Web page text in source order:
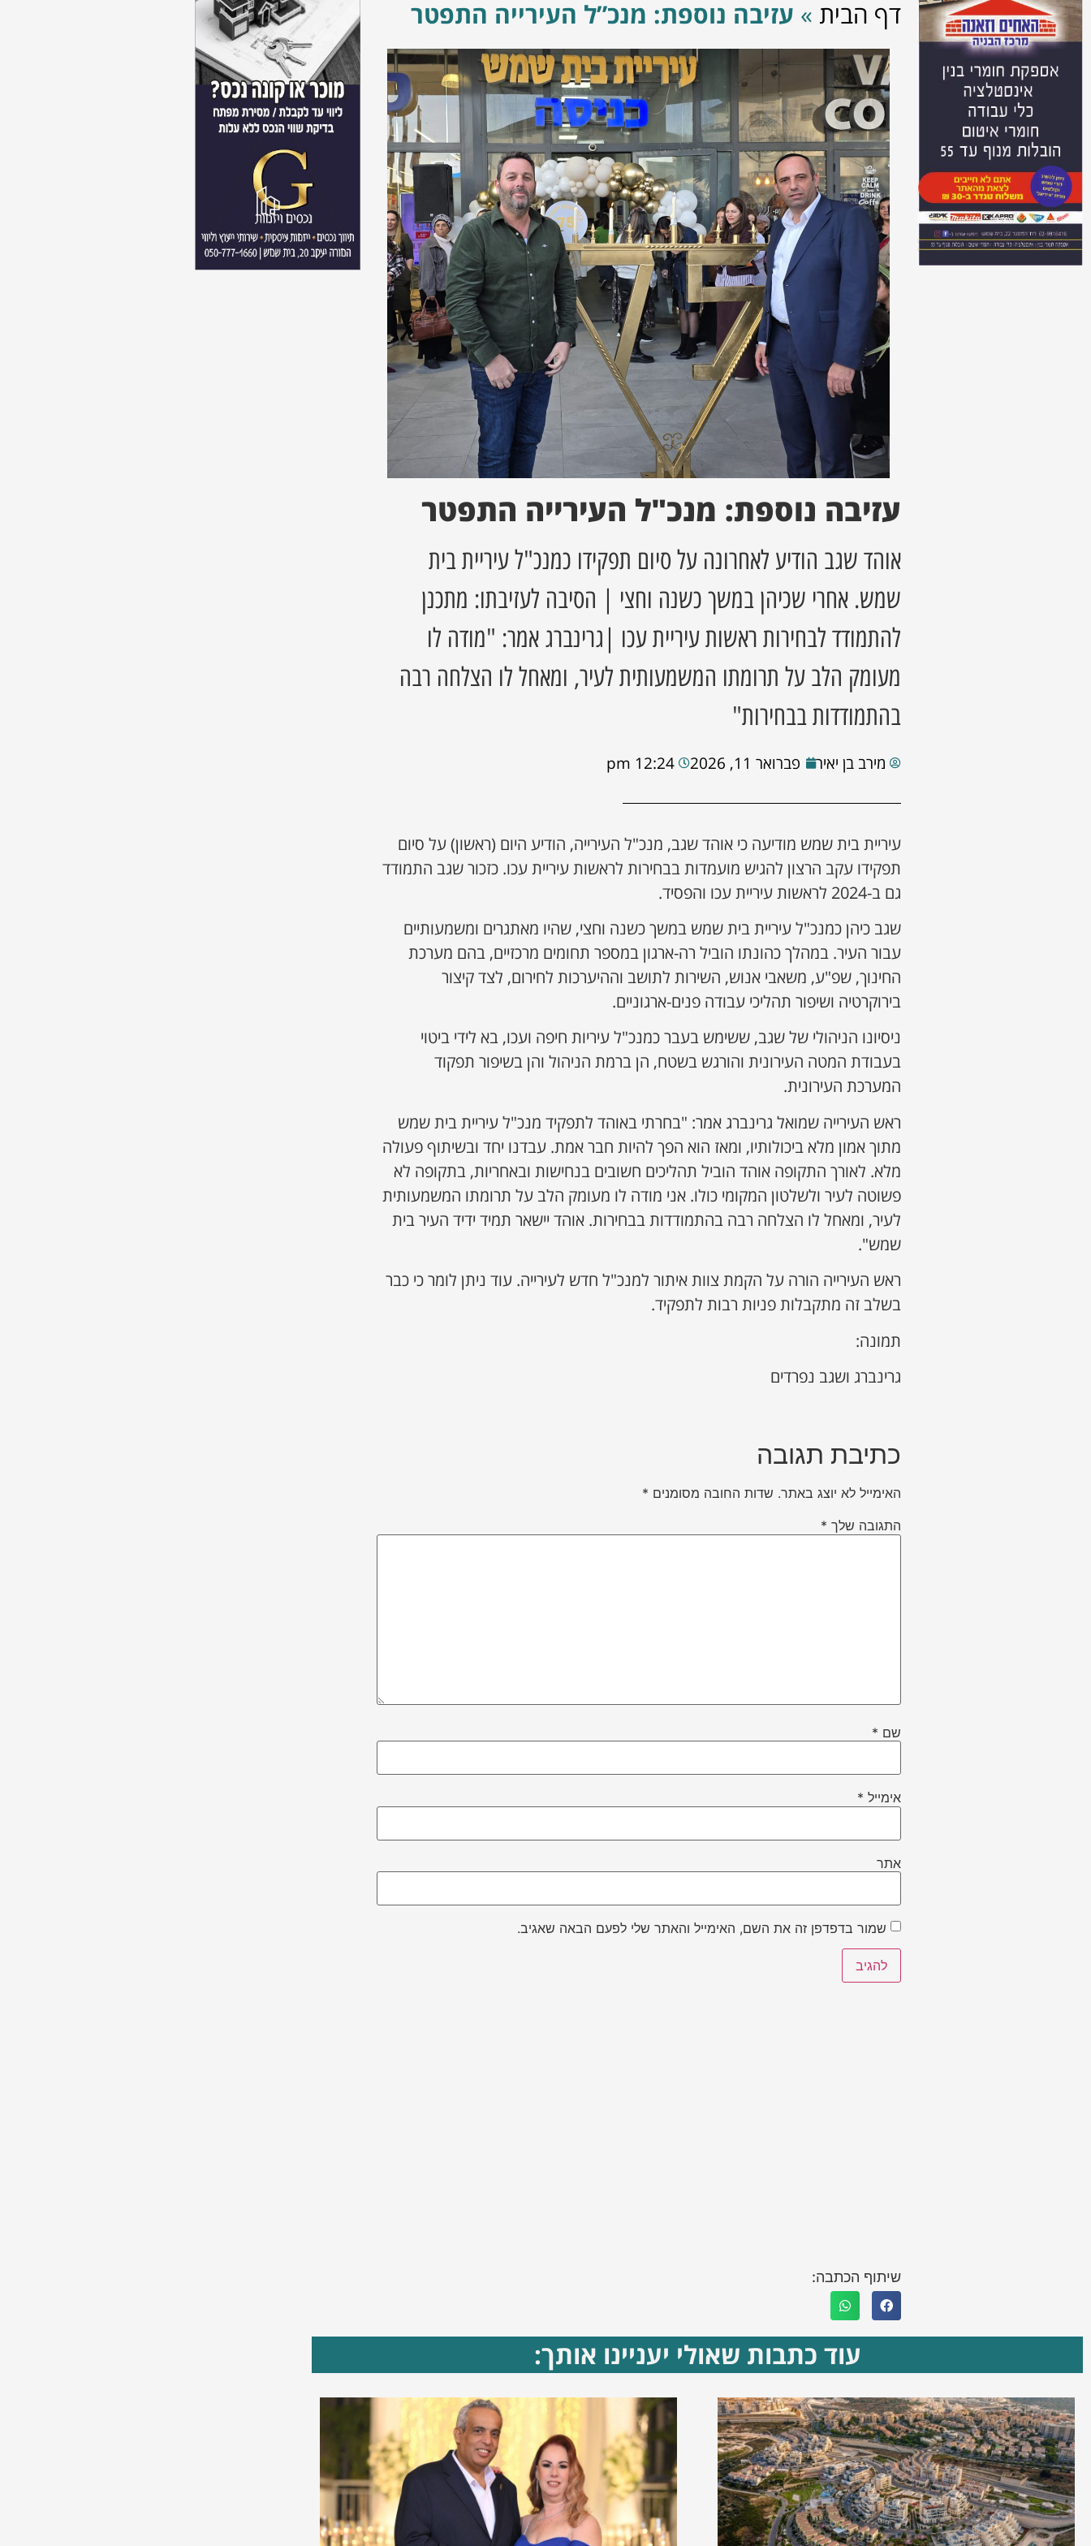
דף הבית » עזיבה נוספת: מנכ”ל העירייה התפטר
עזיבה נוספת: מנכ"ל העירייה התפטר
אוהד שגב הודיע לאחרונה על סיום תפקידו כמנכ"ל עיריית בית
שמש. אחרי שכיהן במשך כשנה וחצי | הסיבה לעזיבתו: מתכנן
להתמודד לבחירות ראשות עיריית עכו |גרינברג אמר: "מודה לו
מעומק הלב על תרומתו המשמעותית לעיר, ומאחל לו הצלחה רבה
בהתמודדות בבחירות"
מירב בן יאיר פברואר 11, 2026 12:24 pm
עיריית בית שמש מודיעה כי אוהד שגב, מנכ"ל העירייה, הודיע היום (ראשון) על סיום
תפקידו עקב הרצון להגיש מועמדות בבחירות לראשות עיריית עכו. כזכור שגב התמודד
גם ב-2024 לראשות עיריית עכו והפסיד.
שגב כיהן כמנכ"ל עיריית בית שמש במשך כשנה וחצי, שהיו מאתגרים ומשמעותיים
עבור העיר. במהלך כהונתו הוביל רה-ארגון במספר תחומים מרכזיים, בהם מערכת
החינוך, שפ"ע, משאבי אנוש, השירות לתושב וההיערכות לחירום, לצד קיצור
בירוקרטיה ושיפור תהליכי עבודה פנים-ארגוניים.
ניסיונו הניהולי של שגב, ששימש בעבר כמנכ"ל עיריות חיפה ועכו, בא לידי ביטוי
בעבודת המטה העירונית והורגש בשטח, הן ברמת הניהול והן בשיפור תפקוד
המערכת העירונית.
ראש העירייה שמואל גרינברג אמר: "בחרתי באוהד לתפקיד מנכ"ל עיריית בית שמש
מתוך אמון מלא ביכולותיו, ומאז הוא הפך להיות חבר אמת. עבדנו יחד ובשיתוף פעולה
מלא. לאורך התקופה אוהד הוביל תהליכים חשובים בנחישות ובאחריות, בתקופה לא
פשוטה לעיר ולשלטון המקומי כולו. אני מודה לו מעומק הלב על תרומתו המשמעותית
לעיר, ומאחל לו הצלחה רבה בהתמודדות בבחירות. אוהד יישאר תמיד ידיד העיר בית
שמש".
ראש העירייה הורה על הקמת צוות איתור למנכ"ל חדש לעירייה. עוד ניתן לומר כי כבר
בשלב זה מתקבלות פניות רבות לתפקיד.
תמונה:
גרינברג ושגב נפרדים
כתיבת תגובה
האימייל לא יוצג באתר. שדות החובה מסומנים *
התגובה שלך *
שם *
אימייל *
אתר
שמור בדפדפן זה את השם, האימייל והאתר שלי לפעם הבאה שאגיב.
שיתוף הכתבה:
עוד כתבות שאולי יעניינו אותך: